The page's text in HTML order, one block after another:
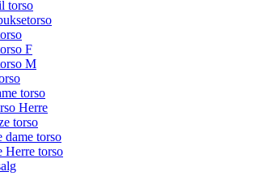
torso
F
M
torso
Herre
torso
dame torso
Herre torso